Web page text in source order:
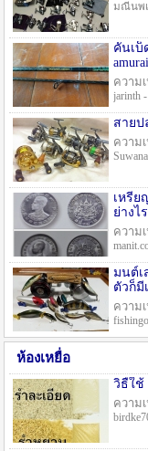
มณีนพ
คันเบ็
amurai
ความ
jarinth -
สายป
ความ
เหรีย
ย่างไร
ความ
มนต์เ
ตัวก็มี
ความ
ห้องเหยื่อ
วิธืใช้
ความ